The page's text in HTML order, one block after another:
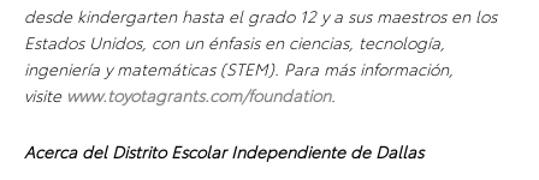
desde kindergarten hasta el grado 12 y a sus maestros en los
Estados Unidos, con un énfasis en ciencias, tecnología,
ingeniería y matemáticas (STEM). Para más información,
visite www.toyotagrants.com/foundation.
Acerca del Distrito Escolar Independiente de Dallas